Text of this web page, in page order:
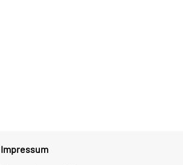
Impressum